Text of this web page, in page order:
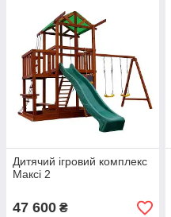
Дитячий ігровий комплекс
Максі 2
47 600 ₴